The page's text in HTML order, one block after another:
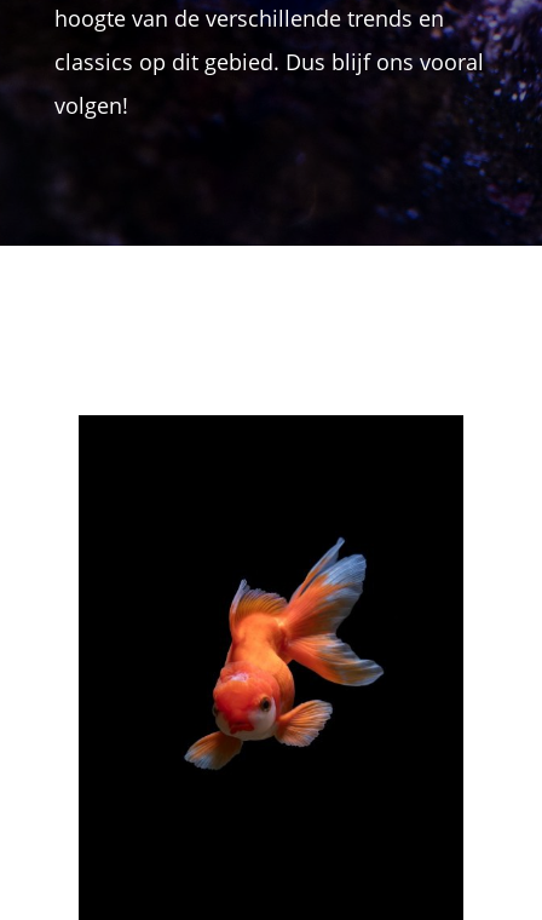
hoogte van de verschillende trends en
classics op dit gebied. Dus blijf ons vooral
volgen!